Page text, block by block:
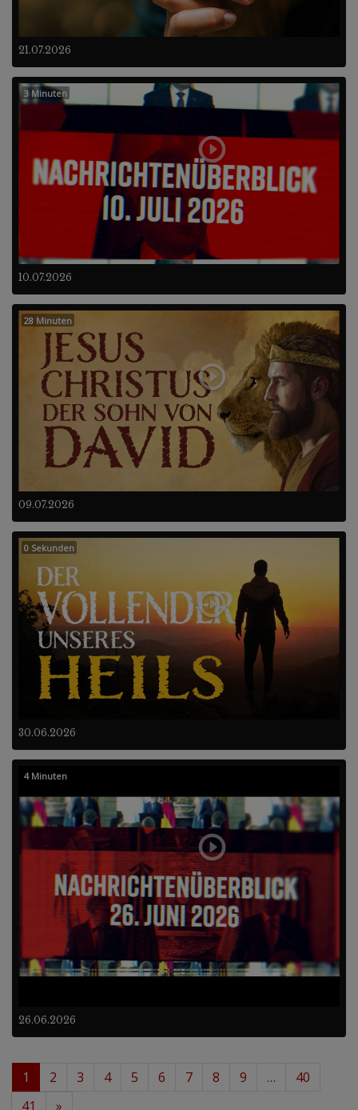
21.07.2026
10.07.2026
3 Minuten
09.07.2026
28 Minuten
30.06.2026
0 Sekunden
26.06.2026
4 Minuten
1 2 3 4 5 6 7 8 9 …
40
41
»